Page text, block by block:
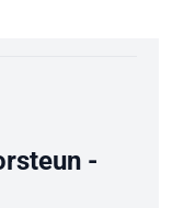
-